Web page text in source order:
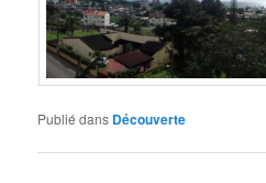
Publié dans Découverte